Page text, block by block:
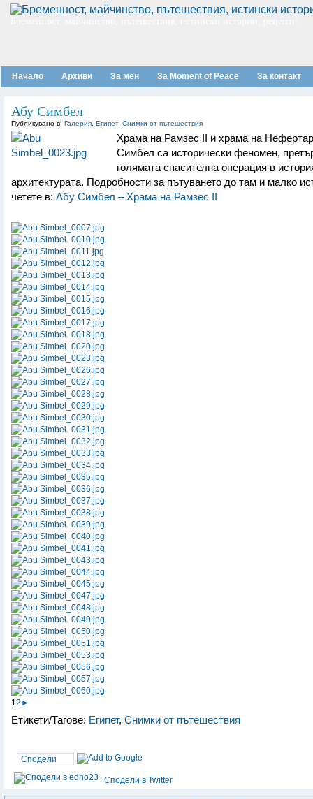
Начало Архиви За мен За Moment of Peace За контакт
Абу Симбел
Публикувано в: Галерия Египет, Снимки от пътешествия
Храма на Рамзес II и храма на
Симбел са исторически феномен,
голямата спасителна операция в
архитектурата. Подробности за пътуването до там и малко
четете в: Абу Симбел – Храма на Рамзес II
12 ►
Етикети/Тагове: Египет, Снимки от пътешествия
Сподели
Сподели в Twitter